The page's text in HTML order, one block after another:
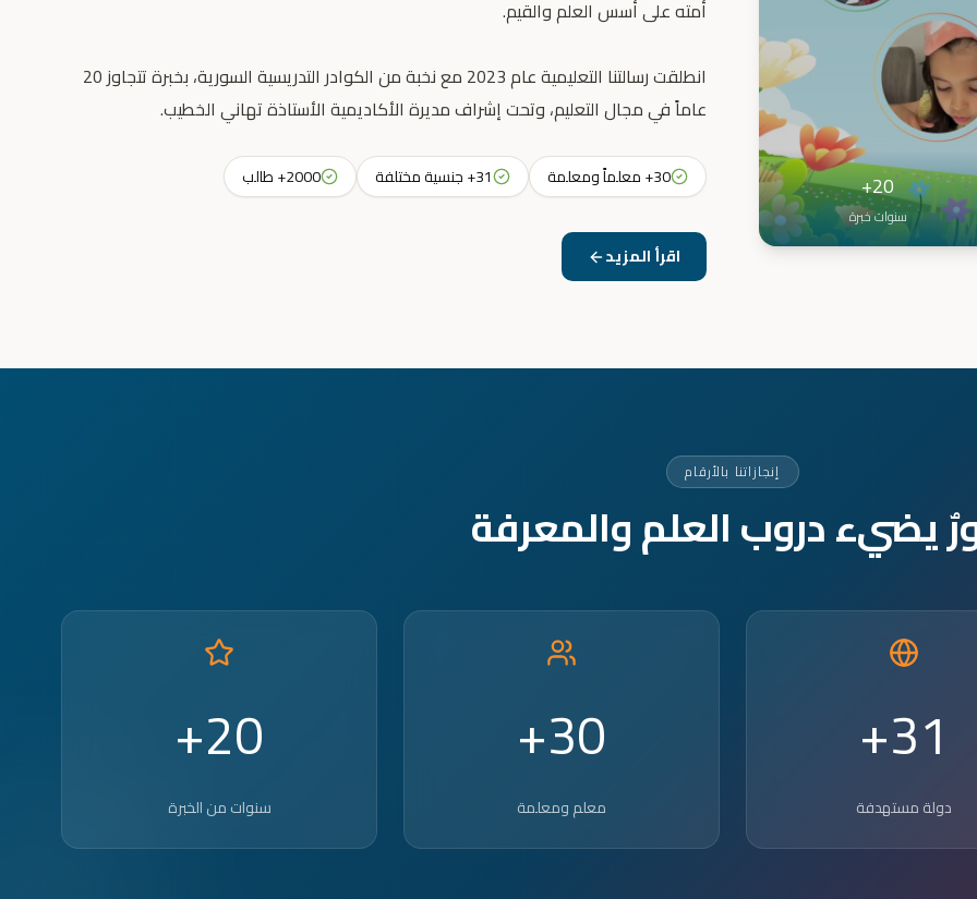
20+
سنوات خبرة
انطلقت رسالتنا التعليمية عام 2023 مع نخبة من الكوادر التدريسية السورية، بخبرة تتجاوز 20
عاماً في مجال التعليم، وتحت إشراف مديرة الأكاديمية الأستاذة تهاني الخطيب.
30+ معلماً ومعلمة 31+ جنسية مختلفة 2000+ طالب
اقرأ المزيد
إنجازاتنا بالأرقام
يضيء دروب العلم والمعرفة
31+
دولة مستهدفة
30+
معلم ومعلمة
20+
سنوات من الخبرة